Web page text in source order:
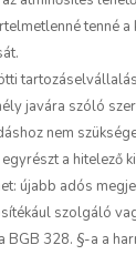
tenné a
javára szóló
nem
a hitelező
újabb adós
szolgáló
BGB 328. §-a a